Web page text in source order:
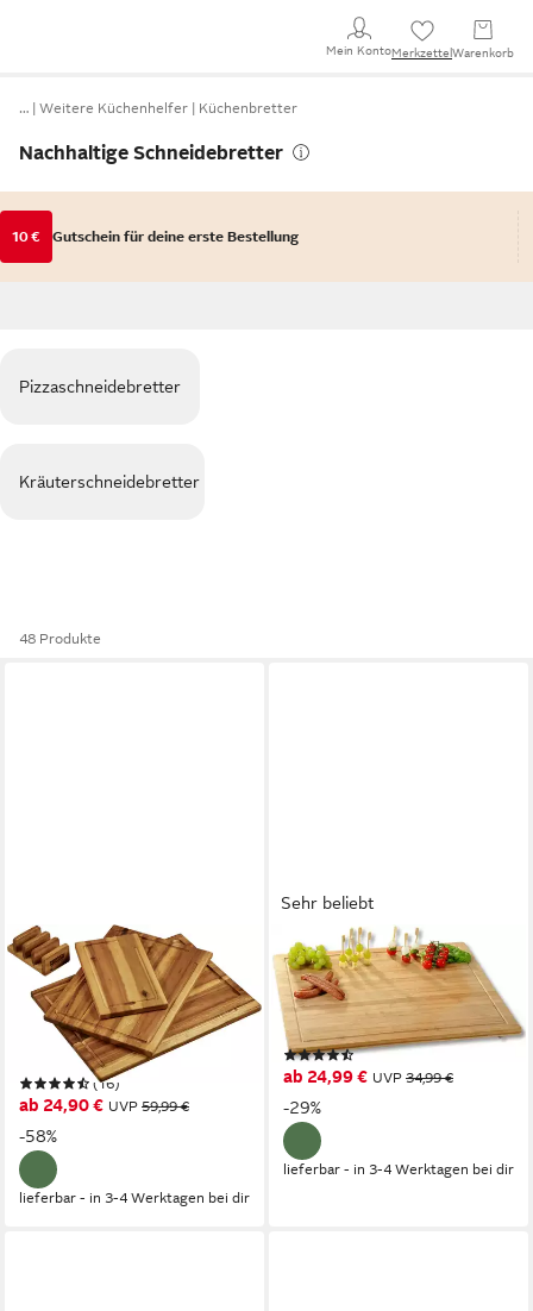
Mein KontoMerkzettel Warenkorb
… Weitere Küchenhelfer Küchenbretter
Nachhaltige Schneidebretter
10 € Gutschein für deine erste Bestellung
Pizzaschneidebretter
Kräuterschneidebretter
48 Produkte
KESPER®
Schneidebrett inkl. Ständer,
Massivholz, (Set, 4-St), aus
FSC-zertifiziertem
Akazienholz
(16)
ab 24,90 € UVP 59,99 €
-58%
lieferbar - in 3-4 Werktagen bei dir
Sehr beliebt
KESPER®
Schneidebrett
Herdabdeckplatte, Bambus,
(1-St), mit rutschfesten Füßen
(151)
ab 24,99 € UVP 34,99 €
-29%
lieferbar - in 3-4 Werktagen bei dir